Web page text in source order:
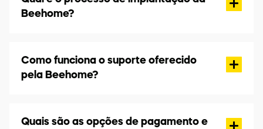
Beehome?
Como funciona o suporte oferecido
pela Beehome?
Quais são as opções de pagamento e